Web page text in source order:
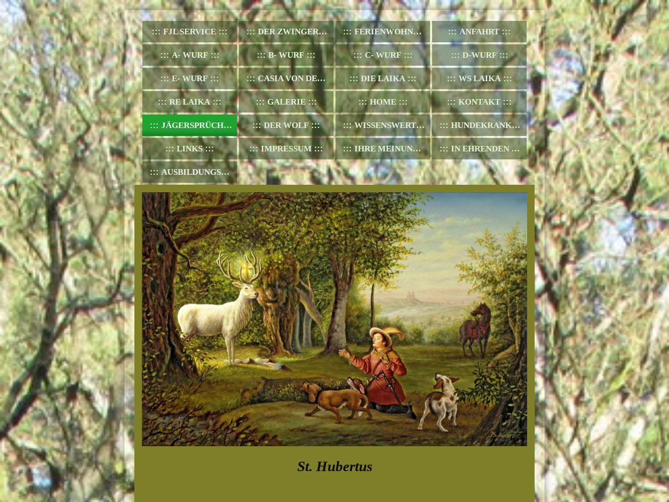
FJL SERVICE DER ZWINGER FERIENWOHNUNG AM RADELBACH ANFAHRT
A- WURF B- WURF C- WURF D-WURF
E- WURF CASIA VON DER RÖVERSHÄGER HEIDE DIE LAIKA WS LAIKA
RE LAIKA GALERIE HOME KONTAKT
JÄGERSPRÜCHE UND JÄGERSPRACHE DER WOLF WISSENSWERTES HUNDEKRANKHEITEN
LINKS IMPRESSUM IHRE MEINUNG IST MIR WICHTIG! IN EHRENDEN GEDENKEN
AUSBILDUNGSNACHWEISE
St. Hubertus